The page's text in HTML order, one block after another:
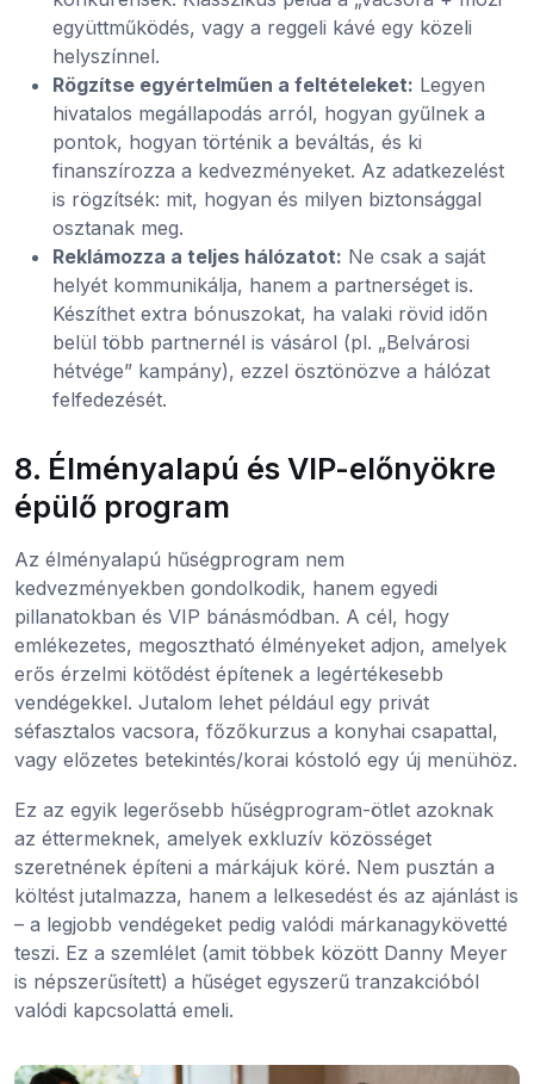
együttműködés, vagy a reggeli kávé egy közeli
helyszínnel.
Rögzítse egyértelműen a feltételeket: Legyen
hivatalos megállapodás arról, hogyan gyűlnek a
pontok, hogyan történik a beváltás, és ki
finanszírozza a kedvezményeket. Az adatkezelést
is rögzítsék: mit, hogyan és milyen biztonsággal
osztanak meg.
Reklámozza a teljes hálózatot: Ne csak a saját
helyét kommunikálja, hanem a partnerséget is.
Készíthet extra bónuszokat, ha valaki rövid időn
belül több partnernél is vásárol (pl. „Belvárosi
hétvége” kampány), ezzel ösztönözve a hálózat
felfedezését.
8. Élményalapú és VIP-előnyökre
épülő program
Az élményalapú hűségprogram nem
kedvezményekben gondolkodik, hanem egyedi
pillanatokban és VIP bánásmódban. A cél, hogy
emlékezetes, megosztható élményeket adjon, amelyek
erős érzelmi kötődést építenek a legértékesebb
vendégekkel. Jutalom lehet például egy privát
séfasztalos vacsora, főzőkurzus a konyhai csapattal,
vagy előzetes betekintés/korai kóstoló egy új menühöz.
Ez az egyik legerősebb hűségprogram-ötlet azoknak
az éttermeknek, amelyek exkluzív közösséget
szeretnének építeni a márkájuk köré. Nem pusztán a
költést jutalmazza, hanem a lelkesedést és az ajánlást is
– a legjobb vendégeket pedig valódi márkanagykövetté
teszi. Ez a szemlélet (amit többek között Danny Meyer
is népszerűsített) a hűséget egyszerű tranzakcióból
valódi kapcsolattá emeli.